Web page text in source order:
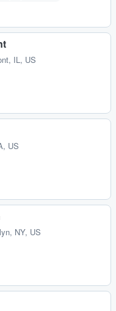
IL, US
US
NY, US